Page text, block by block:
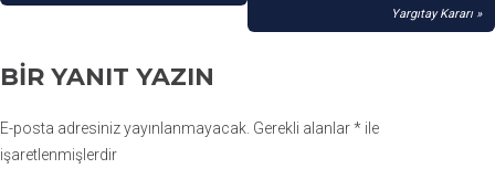
Yargıtay Kararı
BIR YANIT YAZIN
E-posta adresiniz yayınlanmayacak. Gerekli alanlar* ile
işaretlenmişlerdir